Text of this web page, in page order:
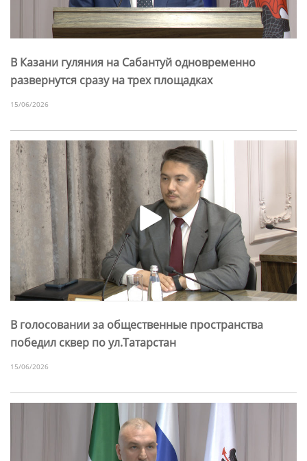
В Казани гуляния на Сабантуй одновременно
развернутся сразу на трех площадках
15/06/2026
В голосовании за общественные пространства
победил сквер по ул.Татарстан
15/06/2026